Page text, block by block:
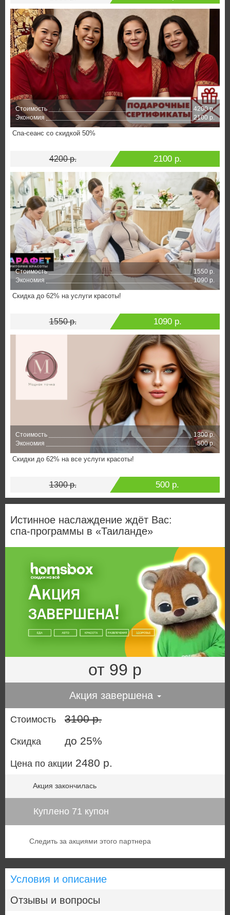
Стоимость
4200 р.
Экономия
2100 р.
Спа-сеанс со скидкой 50%
4200 р. 2100 р.
Стоимость
1550 р.
Экономия
1090 р.
Скидка до 62% на услуги красоты!
1550 р. 1090 р.
Стоимость
1300 р.
Экономия
500 р.
Скидки до 62% на все услуги красоты!
1300 р. 500 р.
Истинное наслаждение ждёт Вас:
спа‑программы в «Таиланде»
от 99 р
Акция завершена
Стоимость 3100 р.
Скидка до 25%
Цена по акции 2480 р.
Акция закончилась
Куплено 71 купон
Следить за акциями этого партнера
Условия и описание
Отзывы и вопросы